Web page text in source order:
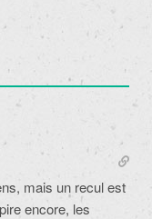
mais un recul est
encore, les